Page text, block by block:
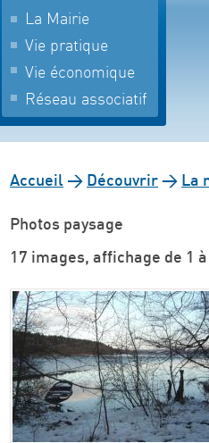
La Mairie
Vie pratique
Vie économique
Réseau associatif
Accueil > Découvrir > La
Photos paysage
17 images, affichage de 1